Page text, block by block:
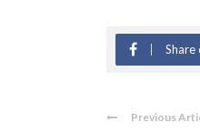
Share
Previous